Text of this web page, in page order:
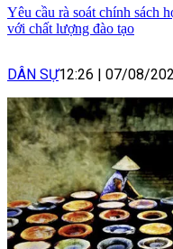
Yêu cầu rà soát chính sách
với chất lượng đào tạo
DÂN SỰ12:26 | 07/08/